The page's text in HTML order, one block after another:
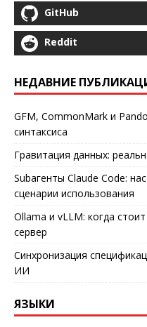
GitHub
Reddit
НЕДАВНИЕ
GFM, CommonMark и
синтаксиса
Гравитация данных:
Subагенты Claude Code:
сценарии использования
Ollama и vLLM: когда
сервер
Синхронизация
ИИ
ЯЗЫКИ